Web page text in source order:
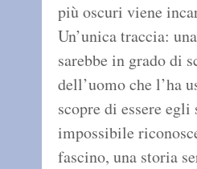
più oscuri viene
Un’unica traccia:
sarebbe in grado di
dell’uomo che l’ha
scopre di essere
impossibile
fascino, una storia